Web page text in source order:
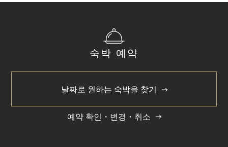
엑스트라 베드
함께 자는 자녀분은 1인까지 가능합니다.
숙박 예약
날짜로 원하는 숙박을 찾기
예약 확인・변경・취소